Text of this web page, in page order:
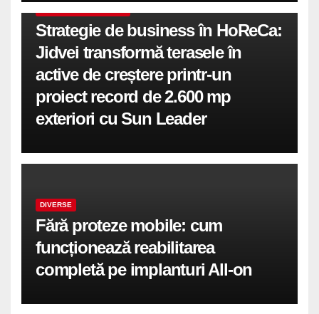
Strategie de business în HoReCa:
Jidvei transformă terasele în
active de creștere printr-un
proiect record de 2.600 mp
exteriori cu Sun Leader
DIVERSE
Fără proteze mobile: cum
funcționează reabilitarea
completă pe implanturi All-on